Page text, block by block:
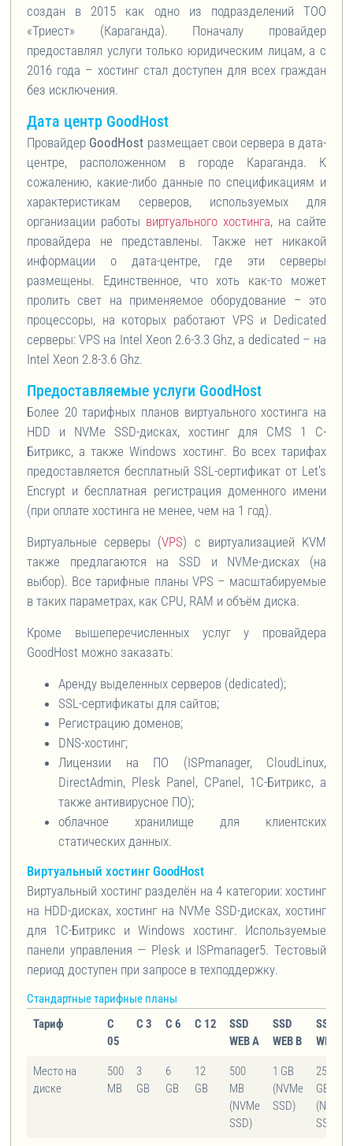
создан в 2015 как одно из подразделений ТОО
«Триест» (Караганда). Поначалу провайдер
предоставлял услуги только юридическим лицам, а с
2016 года – хостинг стал доступен для всех граждан
без исключения.
Дата центр GoodHost
Провайдер GoodHost размещает свои сервера в дата-
центре, расположенном в городе Караганда. К
сожалению, какие-либо данные по спецификациям и
характеристикам серверов, используемых для
организации работы виртуального хостинга, на сайте
провайдера не представлены. Также нет никакой
информации о дата-центре, где эти серверы
размещены. Единственное, что хоть как-то может
пролить свет на применяемое оборудование – это
процессоры, на которых работают VPS и Dedicated
серверы: VPS на Intel Xeon 2.6-3.3 Ghz, а dedicated – на
Intel Xeon 2.8-3.6 Ghz.
Предоставляемые услуги GoodHost
Более 20 тарифных планов виртуального хостинга на
HDD и NVMe SSD-дисках, хостинг для CMS 1 С-
Битрикс, а также Windows хостинг. Во всех тарифах
предоставляется бесплатный SSL-сертификат от Let’s
Encrypt и бесплатная регистрация доменного имени
(при оплате хостинга не менее, чем на 1 год).
Виртуальные серверы (VPS) с виртуализацией KVM
также предлагаются на SSD и NVMe-дисках (на
выбор). Все тарифные планы VPS – масштабируемые
в таких параметрах, как CPU, RAM и объём диска.
Кроме вышеперечисленных услуг у провайдера
GoodHost можно заказать:
Аренду выделенных серверов (dedicated);
SSL-сертификаты для сайтов;
Регистрацию доменов;
DNS-хостинг;
Лицензии на ПО (ISPmanager, CloudLinux,
DirectAdmin, Plesk Panel, CPanel, 1С-Битрикс, а
также антивирусное ПО);
облачное хранилище для клиентских
статических данных.
Виртуальный хостинг GoodHost
Виртуальный хостинг разделён на 4 категории: хостинг
на HDD-дисках, хостинг на NVMe SSD-дисках, хостинг
для 1С-Битрикс и Windows хостинг. Используемые
панели управления — Plesk и ISPmanager5. Тестовый
период доступен при запросе в техподдержку.
Стандартные тарифные планы
Тариф
С
05
С 3 С 6 С 12
SSD
WEB A
SSD
WEB B
SSD
WEB C
Место на
диске
500
MB
3
GB
6
GB
12
GB
500
MB
(NVMe
SSD)
1 GB
(NVMe
SSD)
2500
GB
(NVMe
SSD)